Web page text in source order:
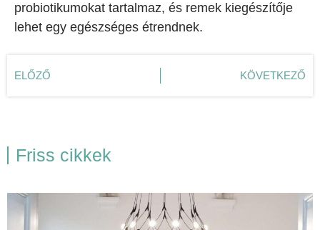
probiotikumokat tartalmaz, és remek kiegészítője
lehet egy egészséges étrendnek.
ELŐZŐ KÖVETKEZŐ
Friss cikkek